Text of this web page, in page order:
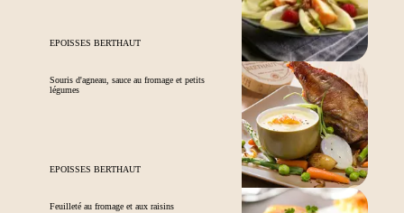
EPOISSES BERTHAUT
Souris d'agneau, sauce au fromage et petits
légumes
EPOISSES BERTHAUT
Feuilleté au fromage et aux raisins